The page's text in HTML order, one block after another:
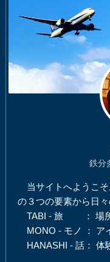
鉄分
当サイトへようこそ
の３つの要素から日
TABI - 旅 ： 場
MONO - モノ ： ア
HANASHI - 話： 体